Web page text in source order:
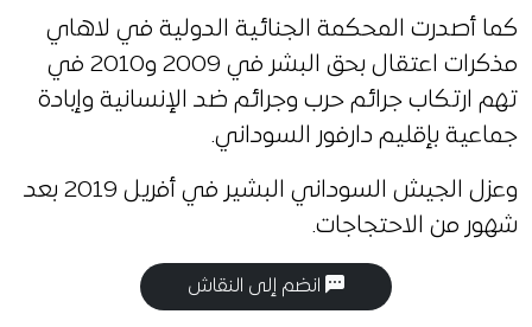
كما أصدرت المحكمة الجنائية الدولية في لاهاي
مذكرات اعتقال بحق البشر في 2009 و2010 في
تهم ارتكاب جرائم حرب وجرائم ضد الإنسانية وإبادة
جماعية بإقليم دارفور السوداني.
وعزل الجيش السوداني البشير في أفريل 2019 بعد
شهور من الاحتجاجات.
انضم إلى النقاش